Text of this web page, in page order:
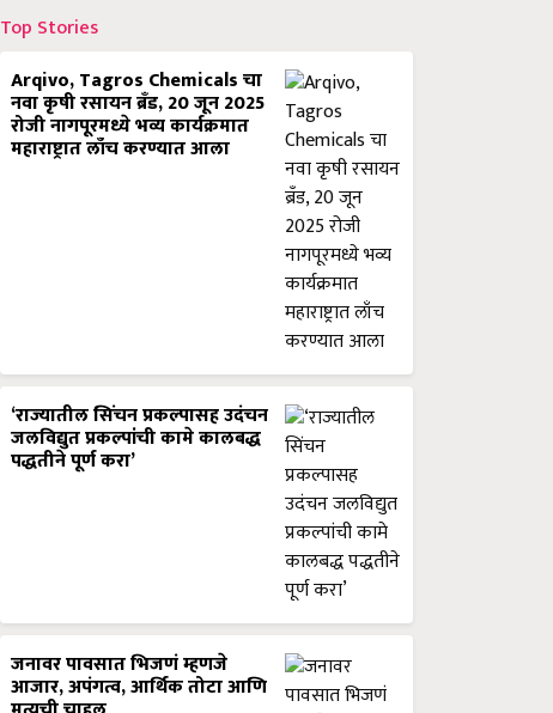
Top Stories
Arqivo, Tagros Chemicals चा
नवा कृषी रसायन ब्रँड, 20 जून 2025
रोजी नागपूरमध्ये भव्य कार्यक्रमात
महाराष्ट्रात लाँच करण्यात आला
‘राज्यातील सिंचन प्रकल्पासह उदंचन
जलविद्युत प्रकल्पांची कामे कालबद्ध
पद्धतीने पूर्ण करा’
जनावर पावसात भिजणं म्हणजे
आजार, अपंगत्व, आर्थिक तोटा आणि